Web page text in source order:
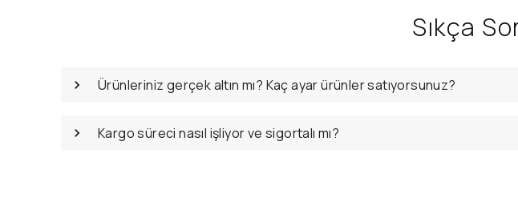
Sıkça
Ürünleriniz gerçek altın mı? Kaç ayar ürünler satıyorsunuz?
Kargo süreci nasıl işliyor ve sigortalı mı?